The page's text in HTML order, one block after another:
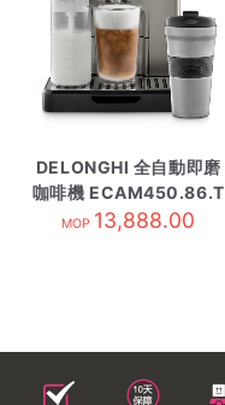
DELONGHI 全自動即磨
咖啡機 ECAM450.86.T
MOP 13,888.00